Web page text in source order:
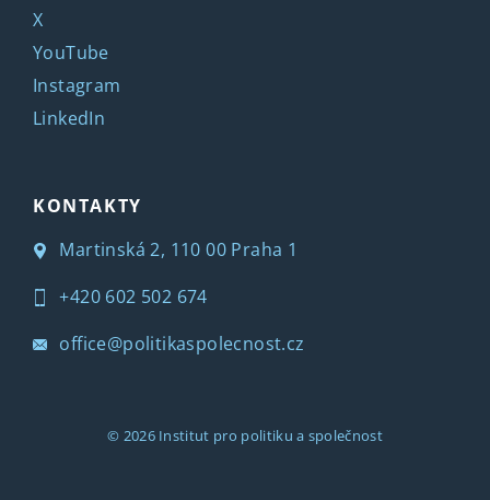
X
YouTube
Instagram
LinkedIn
KONTAKTY
Martinská 2, 110 00 Praha 1
+420 602 502 674
office@politikaspolecnost.cz
© 2026 Institut pro politiku a společnost